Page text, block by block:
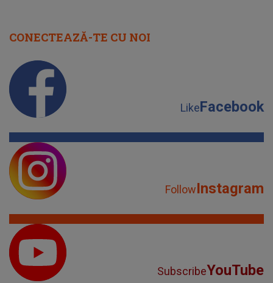
CONECTEAZĂ-TE CU NOI
LikeFacebook
FollowInstagram
SubscribeYouTube